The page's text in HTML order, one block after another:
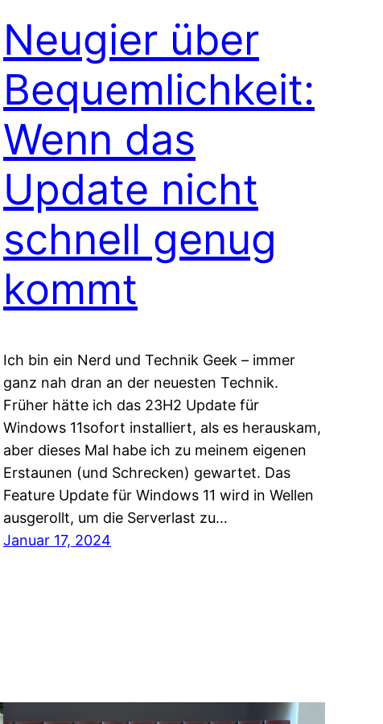
Neugier über
Bequemlichkeit:
Wenn das
Update nicht
schnell genug
kommt
Ich bin ein Nerd und Technik Geek – immer
ganz nah dran an der neuesten Technik.
Früher hätte ich das 23H2 Update für
Windows 11sofort installiert, als es herauskam,
aber dieses Mal habe ich zu meinem eigenen
Erstaunen (und Schrecken) gewartet. Das
Feature Update für Windows 11 wird in Wellen
ausgerollt, um die Serverlast zu…
Januar 17, 2024